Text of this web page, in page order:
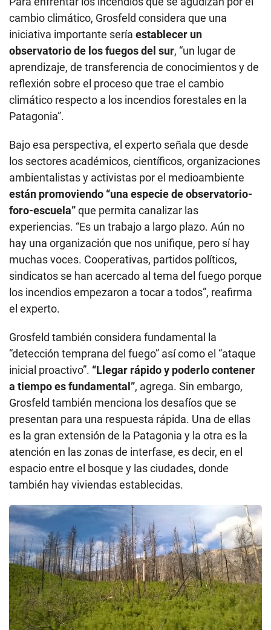
cambio climático, Grosfeld considera que una
iniciativa importante sería establecer un
observatorio de los fuegos del sur, “un lugar de
aprendizaje, de transferencia de conocimientos y de
reflexión sobre el proceso que trae el cambio
climático respecto a los incendios forestales en la
Patagonia”.
Bajo esa perspectiva, el experto señala que desde
los sectores académicos, científicos, organizaciones
ambientalistas y activistas por el medioambiente
están promoviendo “una especie de observatorio-
foro-escuela”que permita canalizar las
experiencias. “Es un trabajo a largo plazo. Aún no
hay una organización que nos unifique, pero sí hay
muchas voces. Cooperativas, partidos políticos,
sindicatos se han acercado al tema del fuego porque
los incendios empezaron a tocar a todos”, reafirma
el experto.
Grosfeld también considera fundamental la
“detección temprana del fuego” así como el “ataque
inicial proactivo”. “Llegar rápido y poderlo contener
a tiempo es fundamental”, agrega. Sin embargo,
Grosfeld también menciona los desafíos que se
presentan para una respuesta rápida. Una de ellas
es la gran extensión de la Patagonia y la otra es la
atención en las zonas de interfase, es decir, en el
espacio entre el bosque y las ciudades, donde
también hay viviendas establecidas.